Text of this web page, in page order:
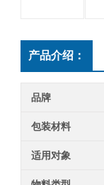
产品介绍：
品牌
包装材料
适用对象